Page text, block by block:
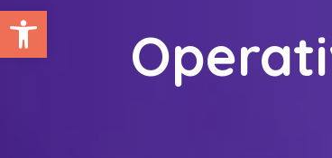
Abrir barra de